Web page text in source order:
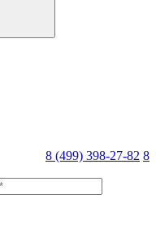
8 (499) 398-27-82 8